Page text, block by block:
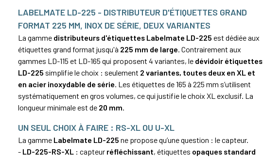
LABELMATE LD-225 - DISTRIBUTEUR D'ÉTIQUETTES GRAND
FORMAT 225 MM, INOX DE SÉRIE, DEUX VARIANTES
La gamme distributeurs d'étiquettes Labelmate LD-225 est dédiée aux
étiquettes grand format jusqu'à 225 mm de large. Contrairement aux
gammes LD-115 et LD-165 qui proposent 4 variantes, le dévidoir étiquettes
LD-225 simplifie le choix : seulement 2 variantes, toutes deux en XL et
en acier inoxydable de série. Les étiquettes de 165 à 225 mm s’utilisent
systématiquement en gros volumes, ce qui justifie le choix XL exclusif. La
longueur minimale est de 20 mm.
UN SEUL CHOIX À FAIRE : RS-XL OU U-XL
La gamme Labelmate LD-225 ne propose qu’une question : le capteur.
- LD-225-RS-XL : capteur réfléchissant, étiquettes opaques standard